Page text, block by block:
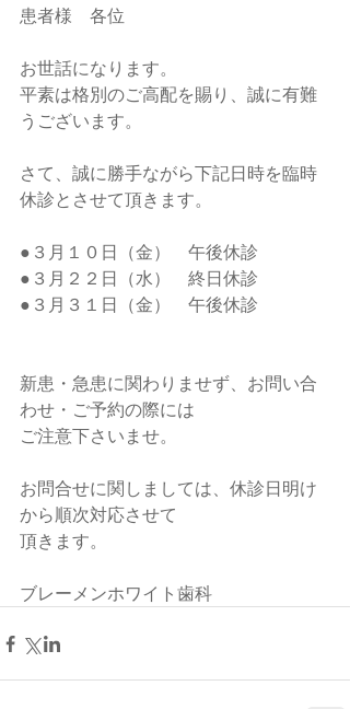
患者様　各位
お世話になります。
平素は格別のご高配を賜り、誠に有難
うございます。
さて、誠に勝手ながら下記日時を臨時
休診とさせて頂きます。
●３月１０日（金）　午後休診
●３月２２日（水）　終日休診
●３月３１日（金）　午後休診
新患・急患に関わりませず、お問い合
わせ・ご予約の際には
ご注意下さいませ。
お問合せに関しましては、休診日明け
から順次対応させて
頂きます。
ブレーメンホワイト歯科